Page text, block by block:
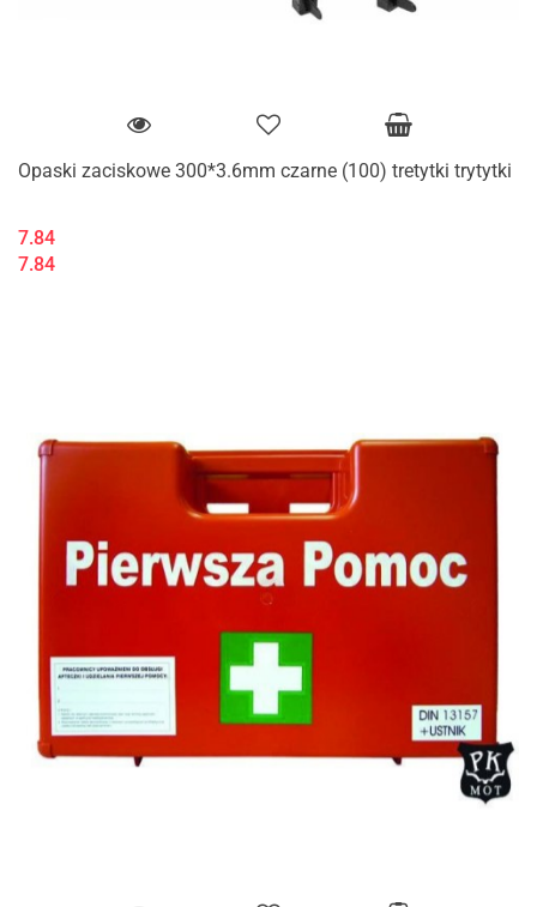
Opaski zaciskowe 300*3.6mm czarne (100) tretytki trytytki
7.84
7.84